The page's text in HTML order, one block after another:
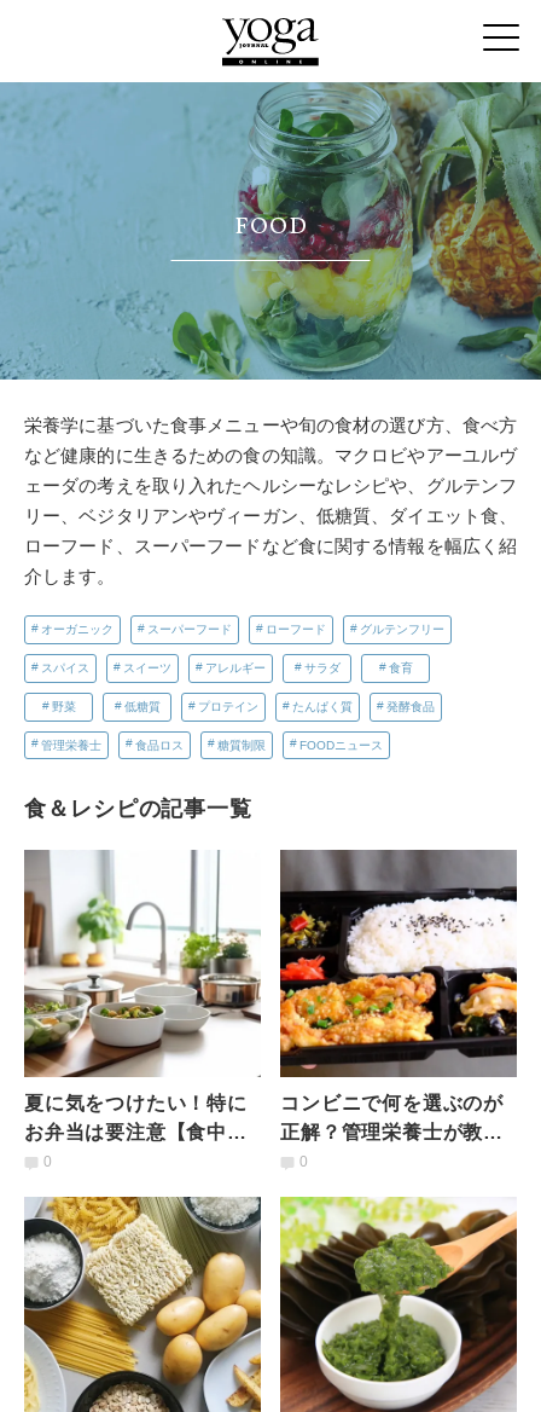
FOOD
栄養学に基づいた食事メニューや旬の食材の選び方、食べ方
など健康的に生きるための食の知識。マクロビやアーユルヴ
ェーダの考えを取り入れたヘルシーなレシピや、グルテンフ
リー、ベジタリアンやヴィーガン、低糖質、ダイエット食、
ローフード、スーパーフードなど食に関する情報を幅広く紹
介します。
オーガニック スーパーフード ローフード グルテンフリー
スパイス スイーツ アレルギー サラダ 食育
野菜 低糖質 プロテイン たんぱく質 発酵食品
管理栄養士 食品ロス 糖質制限 FOODニュース
食＆レシピの記事一覧
夏に気をつけたい！特に
お弁当は要注意【食中毒
予防のポイント5つ】管理
0
コンビニで何を選ぶのが
正解？管理栄養士が教え
る「栄養バランスが整
び方
0